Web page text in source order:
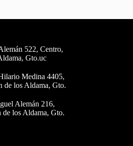
522, Centro,
Gto.uc
Medina 4405,
de los Aldama, Gto.
Alemán 216,
los Aldama, Gto.